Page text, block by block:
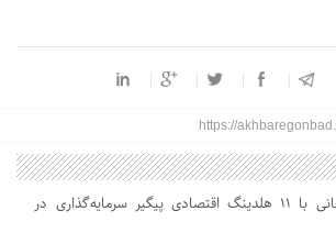
https://
استاندار: بابک زنجانی با ۱۱ هلدینگ اقتصادی پیگیر سرمایه‌گذاری در